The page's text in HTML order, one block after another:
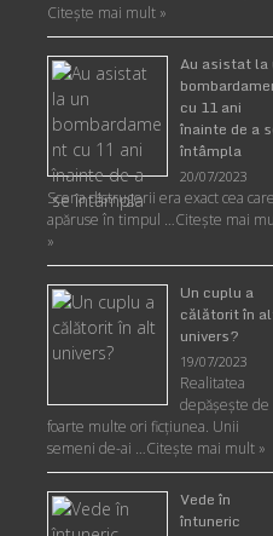
Citește mai mult »
Au asistat la
cu 11 ani
înainte de a
întâmpla
20/07/2023
Scena distrugerii era exact cea
apăruse în timpul …Citește mai
»
Un cuplu a
călătorit în
univers?
19/07/2023
Realitatea
depăşeşte de
foarte multe ori ficţiunea. Unii
semeni de-ai …Citește mai mult »
Vede în
întuneric